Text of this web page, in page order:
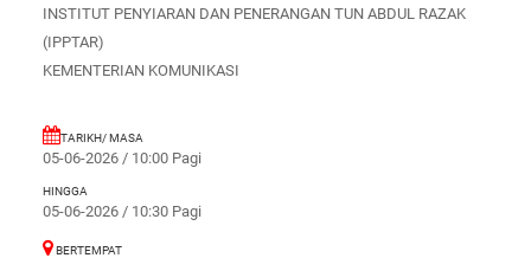
INSTITUT PENYIARAN DAN PENERANGAN TUN ABDUL RAZAK
(IPPTAR)
KEMENTERIAN KOMUNIKASI
TARIKH/ MASA
05-06-2026 / 10:00 Pagi
HINGGA
05-06-2026 / 10:30 Pagi
BERTEMPAT